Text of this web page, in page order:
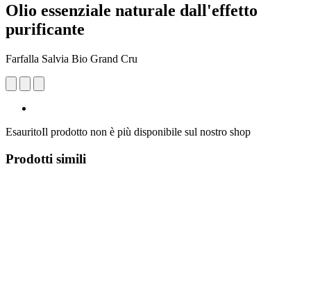
Olio essenziale naturale dall'effetto
purificante
Farfalla Salvia Bio Grand Cru
EsauritoIl prodotto non è più disponibile sul nostro shop
Prodotti simili